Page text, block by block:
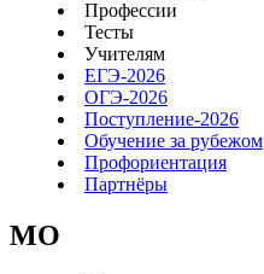
Профессии
Тесты
Учителям
ЕГЭ-2026
ОГЭ-2026
Поступление-2026
Обучение за рубежом
Профориентация
Партнёры
MO